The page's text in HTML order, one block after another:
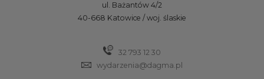
ul. Bażantów 4/2
40-668 Katowice / woj. ślaskie
32 793 12 30
wydarzenia@dagma.pl